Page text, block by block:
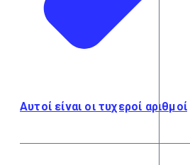
Αυτοί είναι οι τυχεροί αριθμοί